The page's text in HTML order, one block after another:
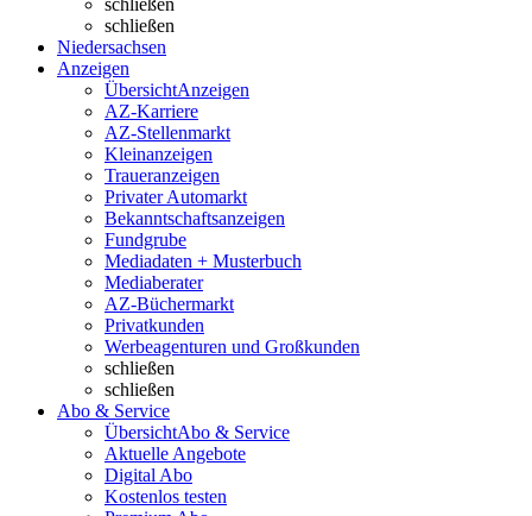
schließen
schließen
Niedersachsen
Anzeigen
ÜbersichtAnzeigen
AZ-Karriere
AZ-Stellenmarkt
Kleinanzeigen
Traueranzeigen
Privater Automarkt
Bekanntschaftsanzeigen
Fundgrube
Mediadaten + Musterbuch
Mediaberater
AZ-Büchermarkt
Privatkunden
Werbeagenturen und Großkunden
schließen
schließen
Abo & Service
ÜbersichtAbo & Service
Aktuelle Angebote
Digital Abo
Kostenlos testen